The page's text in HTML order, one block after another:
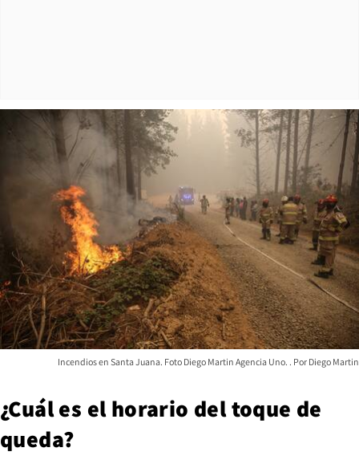
Incendios en Santa Juana. Foto Diego Martin Agencia Uno. Diego Martin
¿Cuál es el horario del toque de
queda?